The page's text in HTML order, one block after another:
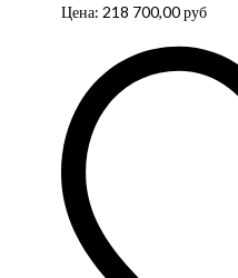
Цена: 218 700,00руб